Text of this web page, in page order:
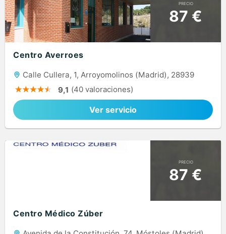
PRECIO
87 €
Centro Averroes
Calle Cullera, 1, Arroyomolinos (Madrid), 28939
9,1 (40 valoraciones)
Ver servicio
PRECIO
87 €
Centro Médico Zúber